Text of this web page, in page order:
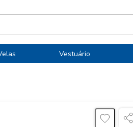
Vestuário